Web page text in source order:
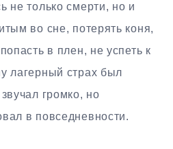
не только смерти, но и
во сне, потерять коня,
в плен, не успеть к
лагерный страх был
громко, но
в повседневности.